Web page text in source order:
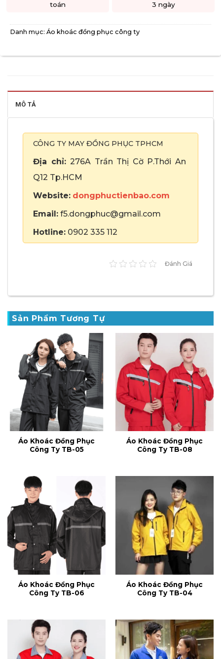
toán
3 ngày
Danh mục: Áo khoác đồng phục công ty
MÔ TẢ
CÔNG TY MAY ĐỒNG PHỤC TPHCM
Địa chỉ:276A Trần Thị Cờ P.Thới An
Q12 Tp.HCM
Website: dongphuctienbao.com
Email: f5.dongphuc@gmail.com
Hotline: 0902 335 112
Đánh Giá
Sản Phẩm Tương Tự
Áo Khoác Đồng Phục
Công Ty TB-05
Áo Khoác Đồng Phục
Công Ty TB-08
Áo Khoác Đồng Phục
Công Ty TB-06
Áo Khoác Đồng Phục
Công Ty TB-04